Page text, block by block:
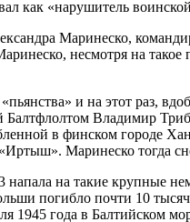
как «нарушитель
Маринеско,
несмотря на
и на этот раз,
Владимир
в финском городе
Маринеско тогда
напала на такие крупные
погибло почти 10
1945 года в Балтийском